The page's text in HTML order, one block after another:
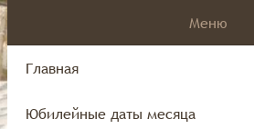
Меню
Главная
Юбилейные даты месяца